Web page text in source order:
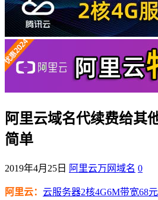
阿里云域名代续费给其
简单
2019年4月25日 阿里云万网域名 0
阿里云： 云服务器2核4G6M带宽68